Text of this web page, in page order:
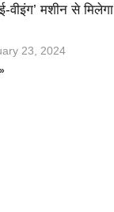
वीइंग’ मशीन से मिलेगा
23, 2024